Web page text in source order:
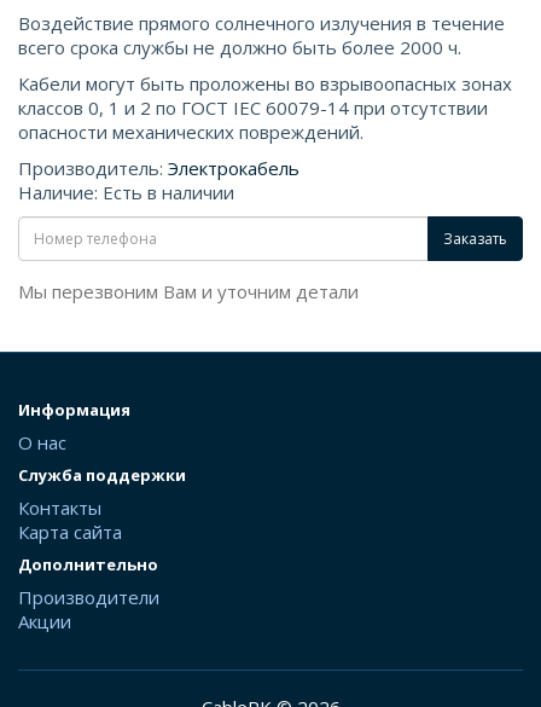
Воздействие прямого солнечного излучения в течение
всего срока службы не должно быть более 2000 ч.
Кабели могут быть проложены во взрывоопасных зонах
классов 0, 1 и 2 по ГОСТ IEС 60079-14 при отсутствии
опасности механических повреждений.
Производитель: Электрокабель
Наличие: Есть в наличии
Заказать
Мы перезвоним Вам и уточним детали
Информация
О нас
Служба поддержки
Контакты
Карта сайта
Дополнительно
Производители
Акции